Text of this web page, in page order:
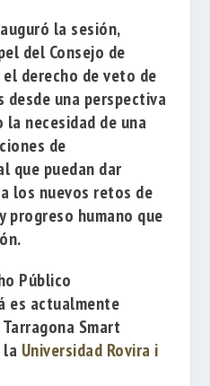
la sesión,
del Consejo de
el derecho de veto de
una perspectiva
necesidad de una
de
que puedan dar
los nuevos retos de
progreso humano que
Público
es actualmente
Tarragona Smart
Universidad Rovira i